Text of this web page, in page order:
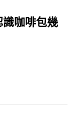
咖啡包幾